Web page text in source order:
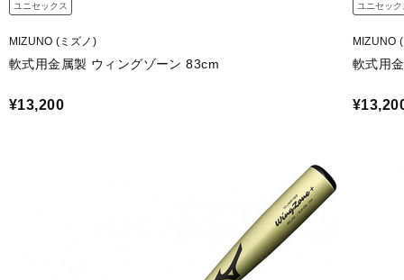
ユニセックス
MIZUNO (ミズノ)
軟式用金属製 ウィングゾーン 83cm
¥13,200
ユニセック
MIZUNO
軟式用